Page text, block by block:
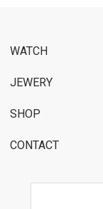
WATCH
JEWERY
SHOP
CONTACT